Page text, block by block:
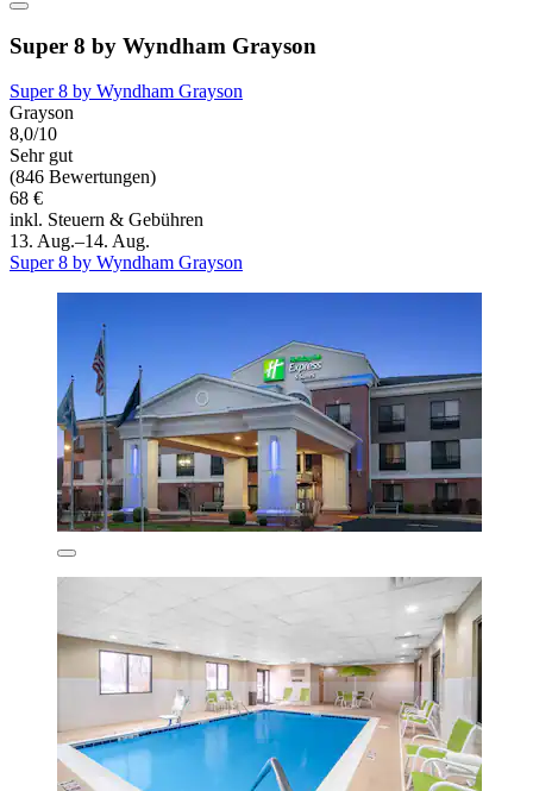
Super 8 by Wyndham Grayson
Super 8 by Wyndham Grayson
Grayson
8,0/10
Sehr gut
(846 Bewertungen)
68 €
inkl. Steuern & Gebühren
13. Aug.–14. Aug.
Super 8 by Wyndham Grayson